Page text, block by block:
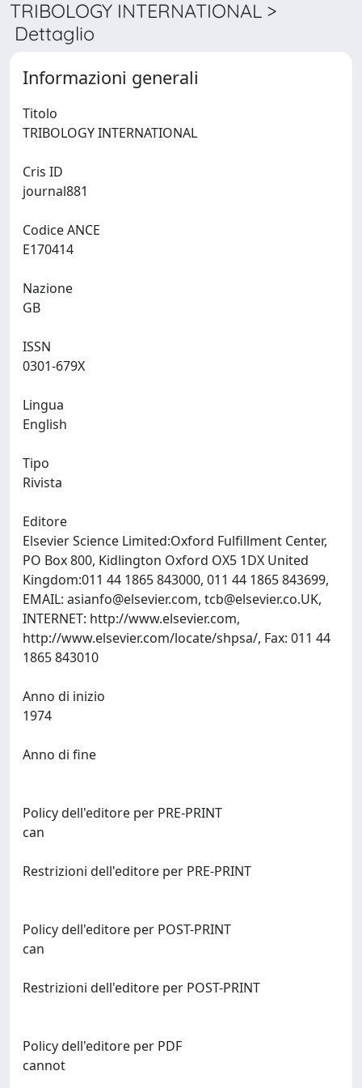
TRIBOLOGY INTERNATIONAL >
Dettaglio
Informazioni generali
Titolo
Cris ID
Codice ANCE
Nazione
ISSN
Lingua
Tipo
Rivista
Editore
Elsevier Science Limited:Oxford Fulfillment Center,
PO Box 800, Kidlington Oxford OX5 1DX United
Kingdom:011 44 1865 843000, 011 44 1865 843699,
EMAIL: asianfo@elsevier.com, tcb@elsevier.co.UK,
INTERNET: http://www.elsevier.com,
http://www.elsevier.com/locate/shpsa/, Fax: 011 44
Anno di inizio
Anno di fine
Policy dell'editore per PRE-PRINT
Restrizioni dell'editore per PRE-PRINT
Policy dell'editore per POST-PRINT
Restrizioni dell'editore per POST-PRINT
Policy dell'editore per PDF